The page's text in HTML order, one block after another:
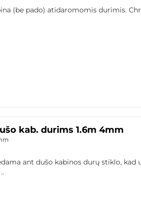
(be pado) atidaromomis durimis.
kab. durims 1.6m 4mm
ant dušo kabinos durų stiklo, kad